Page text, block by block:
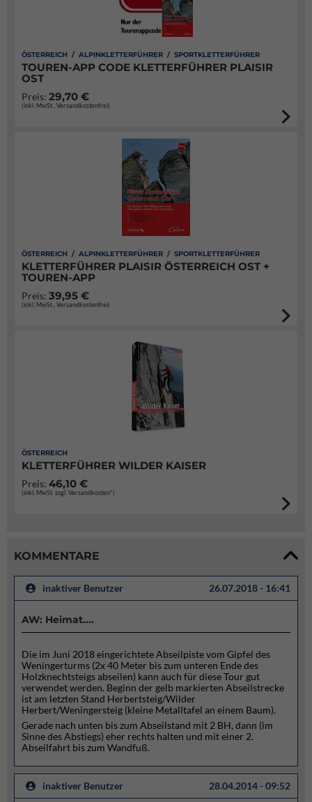
ÖSTERREICH / ALPINKLETTERFÜHRER / SPORTKLETTERFÜHRER
TOUREN-APP CODE KLETTERFÜHRER PLAISIR
OST
Preis: 29,70 €
(inkl. MwSt., Versandkostenfrei)
ÖSTERREICH / ALPINKLETTERFÜHRER / SPORTKLETTERFÜHRER
KLETTERFÜHRER PLAISIR ÖSTERREICH OST +
TOUREN-APP
Preis: 39,95 €
(inkl. MwSt., Versandkostenfrei)
ÖSTERREICH
KLETTERFÜHRER WILDER KAISER
Preis: 46,10 €
(inkl. MwSt. zzgl. Versandkosten*)
KOMMENTARE
inaktiver Benutzer 26.07.2018 - 16:41
AW: Heimat....
Die im Juni 2018 eingerichtete Abseilpiste vom Gipfel des
Weningerturms (2x 40 Meter bis zum unteren Ende des
Holzknechtsteigs abseilen) kann auch für diese Tour gut
verwendet werden. Beginn der gelb markierten Abseilstrecke
ist am letzten Stand Herbertsteig/Wilder
Herbert/Weningersteig (kleine Metalltafel an einem Baum).
Gerade nach unten bis zum Abseilstand mit 2 BH, dann (im
Sinne des Abstiegs) eher rechts halten und mit einer 2.
Abseilfahrt bis zum Wandfuß.
inaktiver Benutzer 28.04.2014 - 09:52